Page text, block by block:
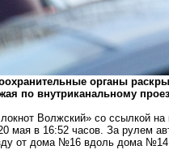
органы
по внутриканальному
Волжский» со ссылкой
мая в 16:52 часов. За рулем
от дома №16 вдоль дома